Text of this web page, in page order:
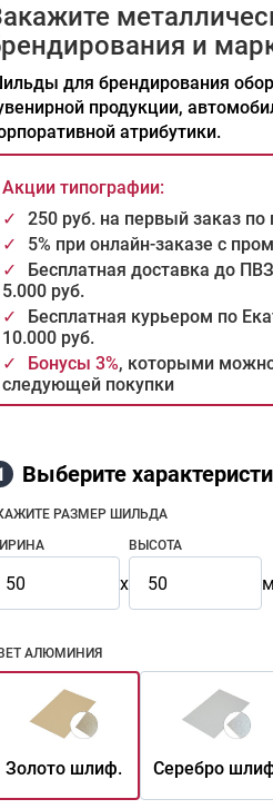
и
для брендирования
продукции,
атрибутики.
Акции типографии:
✓
250 руб. на первый заказ по
✓
5% при онлайн-заказе с
✓
Бесплатная доставка до
5.000 руб.
✓
Бесплатная курьером по
10.000 руб.
✓
Бонусы 3%, которыми
следующей покупки
Выберите
РАЗМЕР ШИЛЬДА
x
ВЫСОТА
АЛЮМИНИЯ
Золото шлиф. Серебро